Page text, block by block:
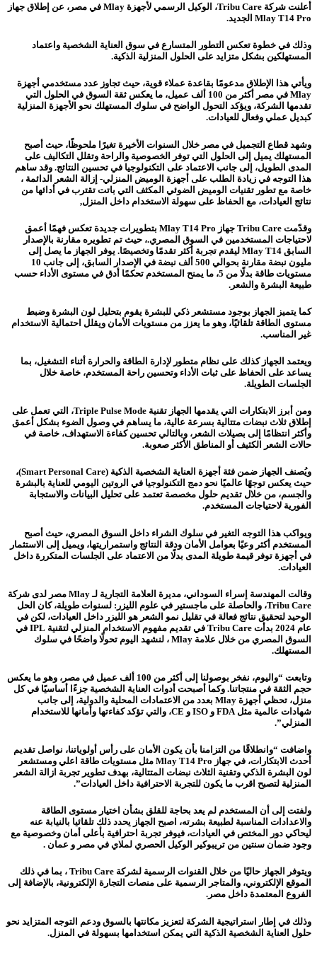
أعلنت شركة Tribu Care، الوكيل الرسمي لأجهزة Mlay في مصر، عن إطلاق جهاز
Mlay T14 Pro الجديد.
وذلك في خطوة تعكس التطور المتسارع في سوق العناية الشخصية واعتماد
المستهلكين بشكل متزايد على الحلول المنزلية الذكية.
ويأتي هذا الإطلاق مدعومًا بقاعدة عملاء قوية، حيث تجاوز عدد مستخدمي أجهزة
Mlay في مصر أكثر من 100 ألف عميل، ما يعكس ثقة السوق في الحلول التي
تقدمها الشركة، ويؤكد التحول الواضح في سلوك المستهلك نحو الأجهزة المنزلية
كبديل عملي وفعال للعيادات.
وشهد قطاع التجميل في مصر خلال السنوات الأخيرة تغيرًا ملحوظًا، حيث أصبح
المستهلك يميل إلى الحلول التي توفر الخصوصية والراحة وتقلل التكاليف على
المدى الطويل، إلى جانب الاعتماد على التكنولوجيا في تحسين النتائج. وقد ساهم
هذا التوجه في زيادة الطلب على أجهزة الوميض المنزلي- إزالة الشعر الدائمة ،
خاصة مع تطور تقنيات الوميض الضوئي المكثف التي باتت تقترب في أدائها من
نتائج العيادات، مع الحفاظ على سهولة الاستخدام داخل المنزل,
وقدّمت Tribu Care جهاز Mlay T14 Pro بتطويرات جديدة تعكس فهمًا أعمق
لاحتياجات المستخدمين في السوق المصري.، حيث تم تطويره مقارنة بالإصدار
السابق Mlay T14 ليقدم تجربة أكثر تقدمًا وتخصيصًا. يوفر الجهاز ما يصل إلى
مليون نبضة مقارنة بحوالي 500 ألف نبضة في الإصدار السابق، إلى جانب 10
مستويات طاقة بدلًا من 5، ما يمنح المستخدم تحكمًا أدق في مستوى الأداء حسب
طبيعة البشرة والشعر.
كما يتميز الجهاز بوجود مستشعر ذكي للبشرة يقوم بتحليل لون البشرة وضبط
مستوى الطاقة تلقائيًا، وهو ما يعزز من مستويات الأمان ويقلل احتمالية الاستخدام
غير المناسب.
ويعتمد الجهاز كذلك على نظام متطور لإدارة الطاقة والحرارة أثناء التشغيل، بما
يساعد على الحفاظ على ثبات الأداء وتحسين راحة المستخدم، خاصة خلال
الجلسات الطويلة.
ومن أبرز الابتكارات التي يقدمها الجهاز تقنية Triple Pulse Mode، التي تعمل على
إطلاق ثلاث نبضات متتالية بسرعة عالية، ما يساهم في وصول الضوء بشكل أعمق
وأكثر انتظامًا إلى بصيلات الشعر، وبالتالي تحسين كفاءة الاستهداف، خاصة في
حالات الشعر الكثيف أو المناطق الأكثر صعوبة.
ويُصنف الجهاز ضمن فئة أجهزة العناية الشخصية الذكية (Smart Personal Care)،
حيث يعكس توجهًا عالميًا نحو دمج التكنولوجيا في الروتين اليومي للعناية بالبشرة
والجسم، من خلال تقديم حلول مخصصة تعتمد على تحليل البيانات والاستجابة
الفورية لاحتياجات المستخدم.
ويواكب هذا التوجه التغير في سلوك الشراء داخل السوق المصري، حيث أصبح
المستخدم أكثر وعيًا بعوامل الأمان ودقة النتائج واستمراريتها، ويميل إلى الاستثمار
في أجهزة توفر قيمة طويلة المدى بدلًا من الاعتماد على الجلسات المتكررة داخل
العيادات.
وقالت المهندسة إسراء السوداني، مديرة العلامة التجارية لـ Mlay مصر لدى شركة
Tribu Care، والحاصلة على ماجستير في علوم الليزر: لسنوات طويلة، كان الحل
الوحيد لتحقيق نتائج فعالة في تقليل نمو الشعر هو الليزر داخل العيادات، لكن في
عام 2024 بدأت Tribu Care في تقديم مفهوم الاستخدام المنزلي لتقنية IPL في
السوق المصري من خلال علامة Mlay ، لنشهد اليوم تحولًا واضحًا في سلوك
المستهلك.
وتابعت “واليوم، نفخر بوصولنا إلى أكثر من 100 ألف عميل في مصر، وهو ما يعكس
حجم الثقة في منتجاتنا. وكما أصبحت أدوات العناية الشخصية جزءًا أساسيًا في كل
منزل، تحظي أجهزة Mlay بعدد من الاعتمادات المحلية والدولية، إلى جانب
شهادات عالمية مثل FDA و ISO و CE، والتي تؤكد كفاءتها وأمانها للاستخدام
المنزلي”.
واضافت “وانطلاقًا من التزامنا بأن يكون الأمان على رأس أولوياتنا، نواصل تقديم
أحدث الابتكارات، في جهاز Mlay T14 Pro مثل مستويات طاقة اعلي ومستشعر
لون البشرة الذكي وتقنية الثلاث نبضات المتتالية، بهدف تطوير تجربة ازالة الشعر
المنزلية لتصبح اقرب ما يكون للتجربة الاحترافية داخل العيادات”.
ولفتت إلى أن المستخدم لم يعد بحاجة للقلق بشأن اختيار مستوى الطاقة
والاعدادات المناسبة لطبيعة بشرته، اصبح الجهاز يحدد ذلك تلقائيا بالنيابة عنه
ليحاكي دور المختص في العيادات، فيوفر تجربة احترافية بأعلى أمان وخصوصية مع
وجود ضمان سنتين من تريبوكير الوكيل الحصري لملاي في مصر و عمان .
ويتوفر الجهاز حاليًا من خلال القنوات الرسمية لشركة Tribu Care ، بما في ذلك
الموقع الإلكتروني، والمتاجر الرسمية على منصات التجارة الإلكترونية، بالإضافة إلى
الفروع المعتمدة داخل مصر.
وذلك في إطار استراتيجية الشركة لتعزيز مكانتها بالسوق ودعم التوجه المتزايد نحو
حلول العناية الشخصية الذكية التي يمكن استخدامها بسهولة في المنزل.